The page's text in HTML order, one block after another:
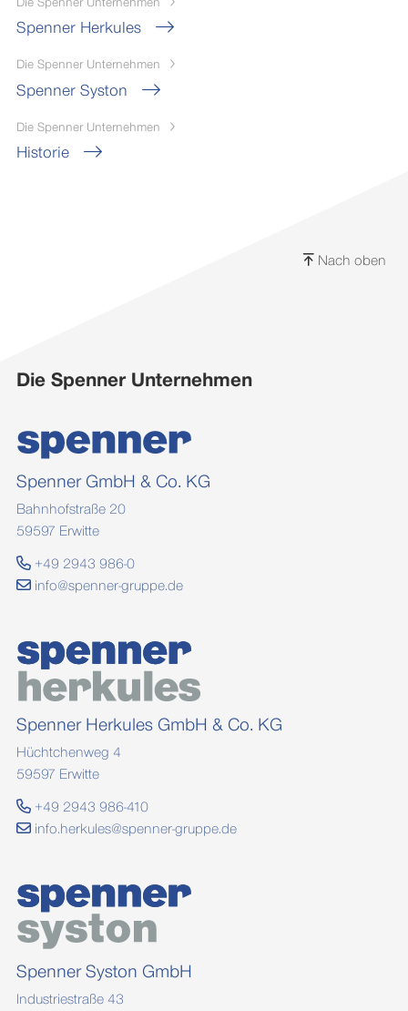
Spenner Herkules
Die Spenner Unternehmen
Spenner Syston
Die Spenner Unternehmen
Historie
Nach oben
Die Spenner Unternehmen
Spenner GmbH & Co. KG
Bahnhofstraße 20
59597 Erwitte
+49 2943 986-0
info@spenner-gruppe.de
Spenner Herkules GmbH & Co. KG
Hüchtchenweg 4
59597 Erwitte
+49 2943 986-410
info.herkules@spenner-gruppe.de
Spenner Syston GmbH
Industriestraße 43